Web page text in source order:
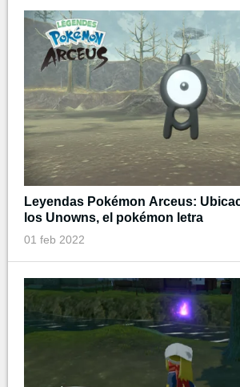
Leyendas Pokémon Arceus:
los Unowns, el pokémon letra
01 feb 2022